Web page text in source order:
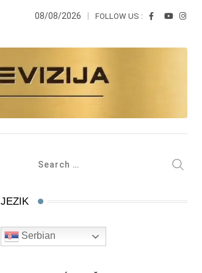
08/08/2026 FOLLOW US :
JEZIK
Serbian